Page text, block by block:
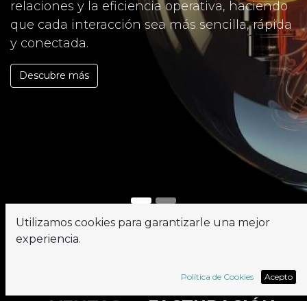
relaciones y la eficiencia operativa, haciendo
que cada interacción sea más sencilla, rápida
y conectada.
Descubre más
CONTABILIDAD •
CRM
Utilizamos cookies para garantizarle una mejor
experiencia.
Política de Cookies Acepto